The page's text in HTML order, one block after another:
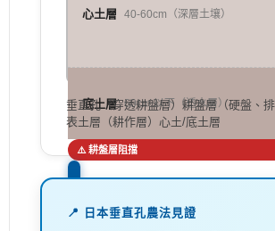
心土層 40-60cm（深層土壤）
底土層 60cm 以下（透水層）
⚠️ 耕盤層阻擋
垂直孔（穿透耕盤層） 耕盤層（硬盤、排
表土層（耕作層） 心土/底土層
📍 日本垂直孔農法見證